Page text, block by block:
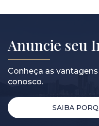
Anuncie seu
Conheça as
conosco.
SAIBA